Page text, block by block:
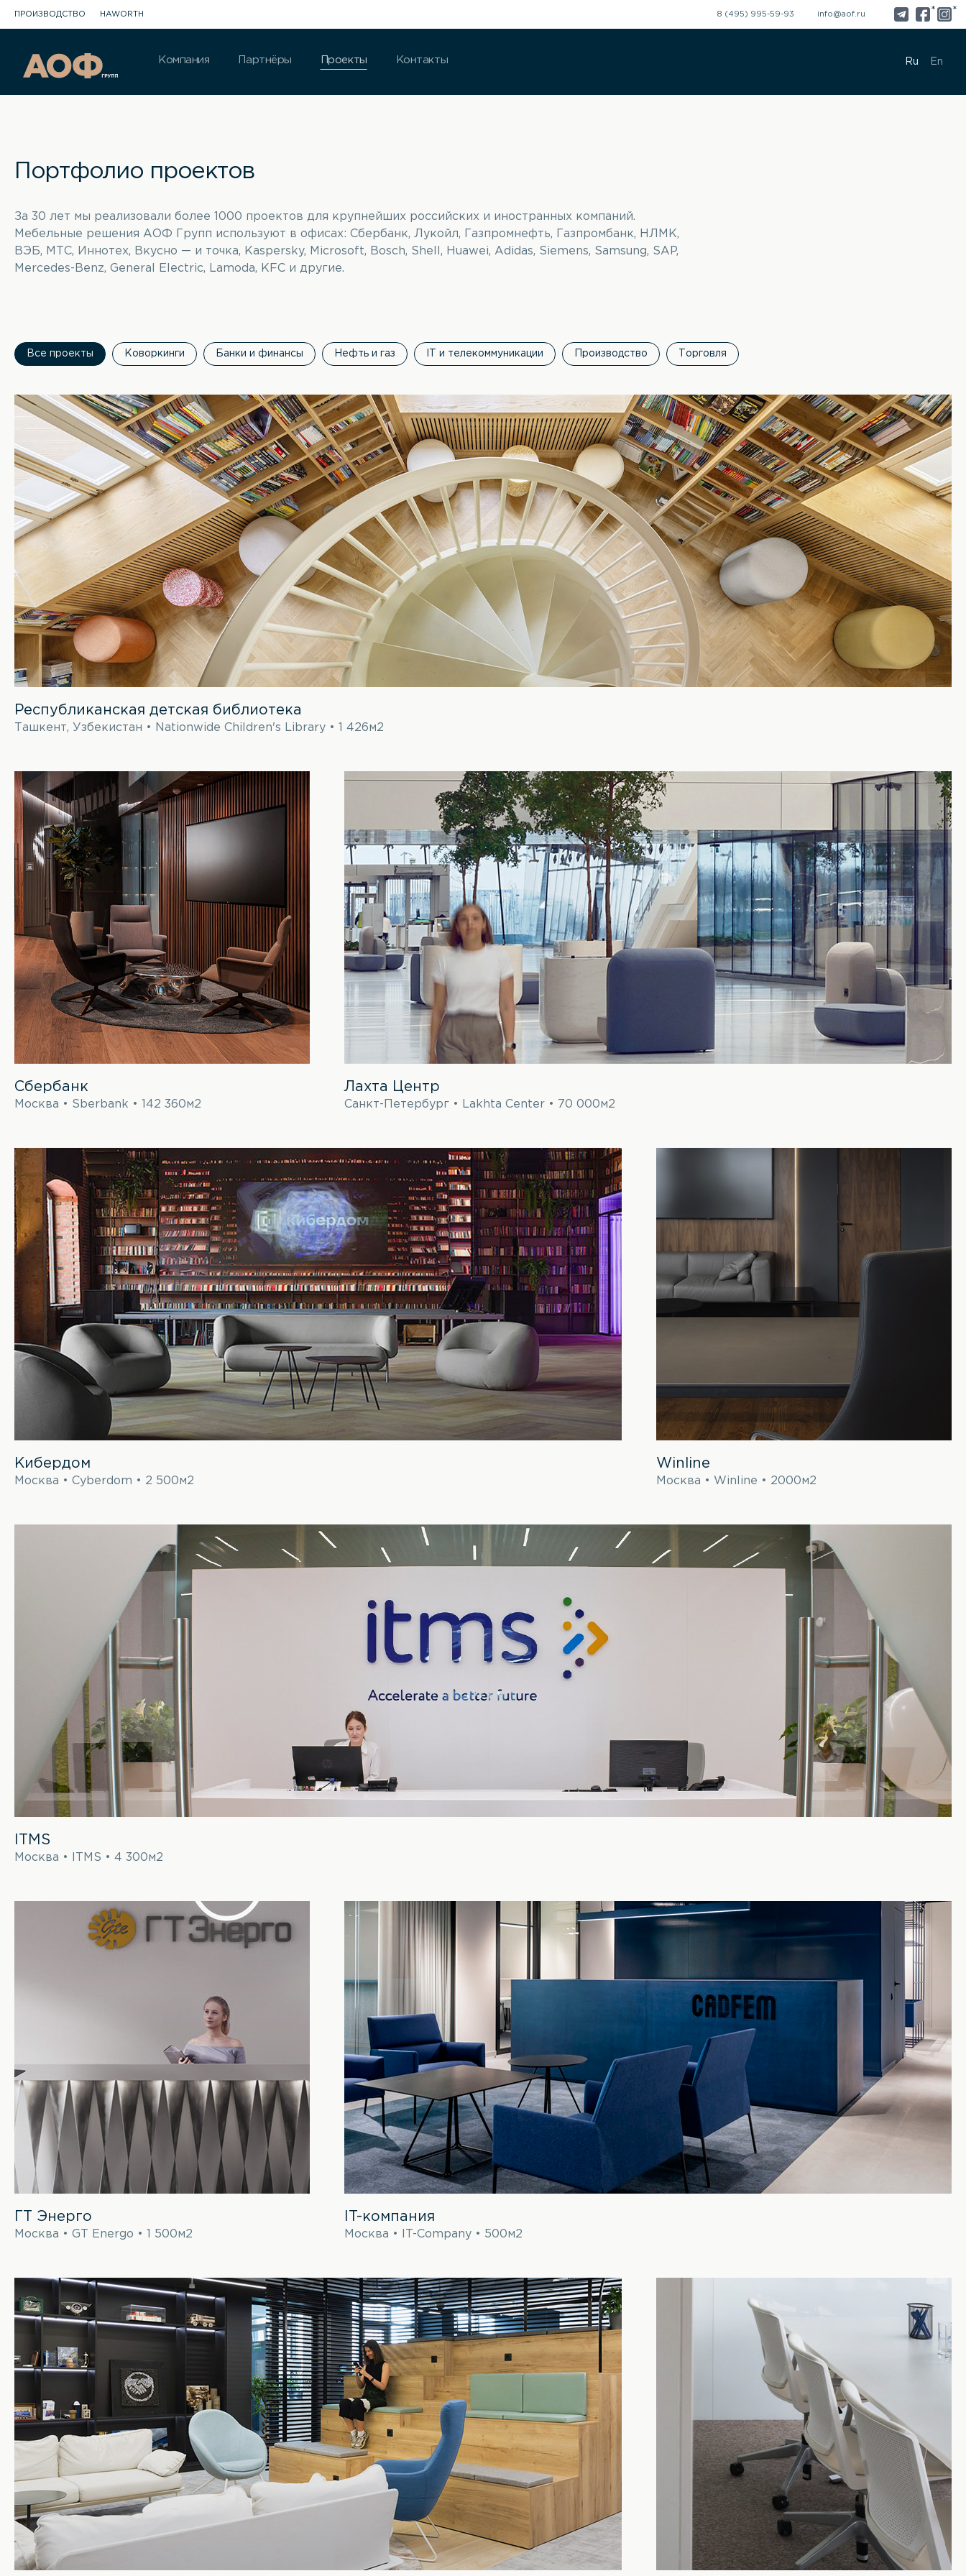
ПРОИЗВОДСТВО HAWORTH 8 (495) 995-59-93 info@aof.ru * *
Компания Партнёры Проекты Контакты Ru En
Портфолио проектов
За 30 лет мы реализовали более 1000 проектов для крупнейших российских и иностранных компаний.
Мебельные решения АОФ Групп используют в офисах: Сбербанк, Лукойл, Газпромнефть, Газпромбанк, НЛМК,
ВЭБ, МТС, Иннотех, Вкусно — и точка, Kaspersky, Microsoft, Bosch, Shell, Huawei, Adidas, Siemens, Samsung, SAP,
Mercedes-Benz, General Electric, Lamoda, KFC и другие.
Все проекты Коворкинги Банки и финансы Нефть и газ IT и телекоммуникации Производство Торговля
Республиканская детская библиотека
Ташкент, Узбекистан • Nationwide Children's Library • 1 426м2
Сбербанк
Москва • Sberbank • 142 360м2
Лахта Центр
Санкт-Петербург • Lakhta Center • 70 000м2
Кибердом
Москва • Cyberdom • 2 500м2
Winline
Москва • Winline • 2000м2
ITMS
Москва • ITMS • 4 300м2
ГТ Энерго
Москва • GT Energo • 1 500м2
IT-компания
Москва • IT-Company • 500м2